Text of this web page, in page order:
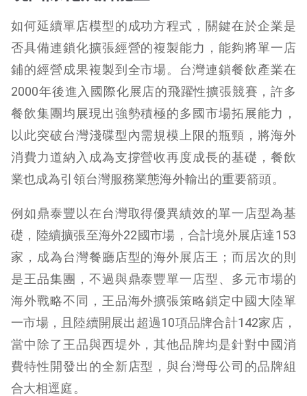
如何延續單店模型的成功方程式，關鍵在於企業是
否具備連鎖化擴張經營的複製能力，能夠將單一店
鋪的經營成果複製到全市場。台灣連鎖餐飲產業在
2000年後進入國際化展店的飛躍性擴張競賽，許多
餐飲集團均展現出強勢積極的多國市場拓展能力，
以此突破台灣淺碟型內需規模上限的瓶頸，將海外
消費力道納入成為支撐營收再度成長的基礎，餐飲
業也成為引領台灣服務業態海外輸出的重要箭頭。
例如鼎泰豐以在台灣取得優異績效的單一店型為基
礎，陸續擴張至海外22國市場，合計境外展店達153
家，成為台灣餐廳店型的海外展店王；而居次的則
是王品集團，不過與鼎泰豐單一店型、多元市場的
海外戰略不同，王品海外擴張策略鎖定中國大陸單
一市場，且陸續開展出超過10項品牌合計142家店，
當中除了王品與西堤外，其他品牌均是針對中國消
費特性開發出的全新店型，與台灣母公司的品牌組
合大相逕庭。